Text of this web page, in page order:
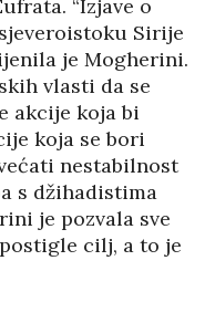
“Izjave o
Sirije
je Mogherini.
vlasti da se
akcije koja bi
koja se bori
nestabilnost
s džihadistima
je pozvala sve
cilj, a to je